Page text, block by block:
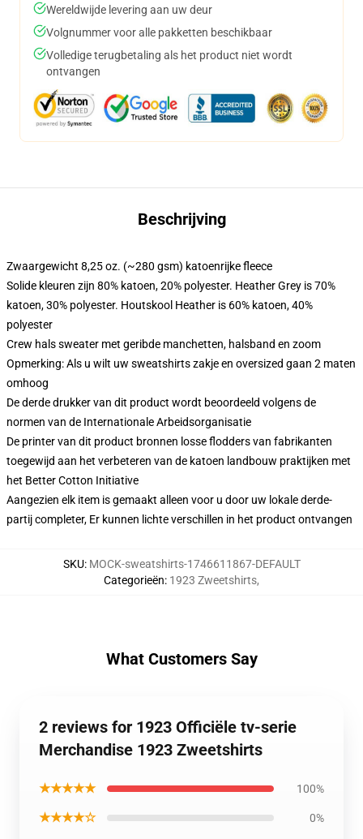
Wereldwijde levering aan uw deur
Volgnummer voor alle pakketten beschikbaar
Volledige terugbetaling als het product niet wordt
ontvangen
Beschrijving
Zwaargewicht 8,25 oz. (~280 gsm) katoenrijke fleece
Solide kleuren zijn 80% katoen, 20% polyester. Heather Grey is 70%
katoen, 30% polyester. Houtskool Heather is 60% katoen, 40%
polyester
Crew hals sweater met geribde manchetten, halsband en zoom
Opmerking: Als u wilt uw sweatshirts zakje en oversized gaan 2 maten
omhoog
De derde drukker van dit product wordt beoordeeld volgens de
normen van de Internationale Arbeidsorganisatie
De printer van dit product bronnen losse flodders van fabrikanten
toegewijd aan het verbeteren van de katoen landbouw praktijken met
het Better Cotton Initiative
Aangezien elk item is gemaakt alleen voor u door uw lokale derde-
partij completer, Er kunnen lichte verschillen in het product ontvangen
SKU: MOCK-sweatshirts-1746611867-DEFAULT
Categorieën: 1923 Zweetshirts,
What Customers Say
2 reviews for 1923 Officiële tv-serie
Merchandise 1923 Zweetshirts
★★★★★ 100%
★★★★☆ 0%